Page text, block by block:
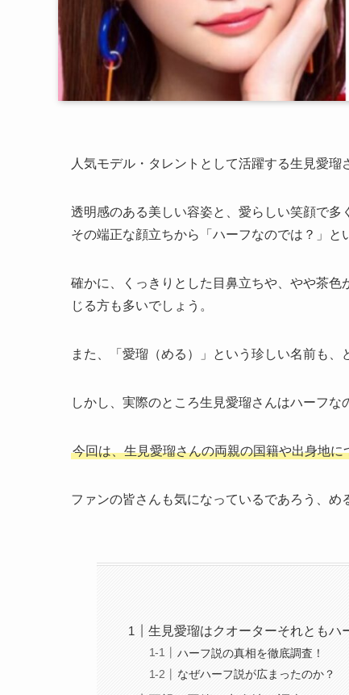
人気モデル・タレントとして活躍する生見愛瑠
透明感のある美しい容姿と、愛らしい笑顔で多
その端正な顔立ちから「ハーフなのでは？」と
確かに、くっきりとした目鼻立ちや、やや茶
じる方も多いでしょう。
また、「愛瑠（める）」という珍しい名前も、
しかし、実際のところ生見愛瑠さんはハーフ
今回は、生見愛瑠さんの両親の国籍や出身地
ファンの皆さんも気になっているであろう、め
生見愛瑠はクオーターそれともハ
ハーフ説の真相を徹底調査！
なぜハーフ説が広まったのか？